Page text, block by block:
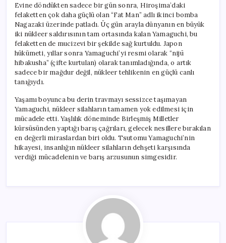
Evine döndükten sadece bir gün sonra, Hiroşima’daki
felaketten çok daha güçlü olan “Fat Man” adlı ikinci bomba
Nagazaki üzerinde patladı. Üç gün arayla dünyanın en büyük
iki nükleer saldırısının tam ortasında kalan Yamaguchi, bu
felaketten de mucizevi bir şekilde sağ kurtuldu. Japon
hükümeti, yıllar sonra Yamaguchi’yi resmi olarak “nijū
hibakusha” (çifte kurtulan) olarak tanımladığında, o artık
sadece bir mağdur değil, nükleer tehlikenin en güçlü canlı
tanığıydı.
Yaşamı boyunca bu derin travmayı sessizce taşımayan
Yamaguchi, nükleer silahların tamamen yok edilmesi için
mücadele etti. Yaşlılık döneminde Birleşmiş Milletler
kürsüsünden yaptığı barış çağrıları, gelecek nesillere bırakılan
en değerli miraslardan biri oldu. Tsutomu Yamaguchi’nin
hikayesi, insanlığın nükleer silahların dehşeti karşısında
verdiği mücadelenin ve barış arzusunun simgesidir.